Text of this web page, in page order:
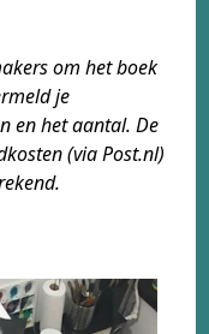
om het boek
je
en het aantal. De
(via Post.nl)